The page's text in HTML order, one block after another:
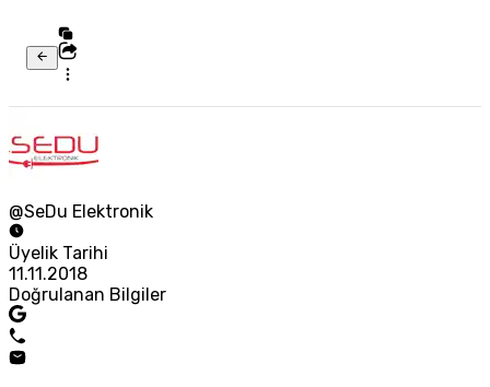
@SeDu Elektronik
Üyelik Tarihi
11.11.2018
Doğrulanan Bilgiler